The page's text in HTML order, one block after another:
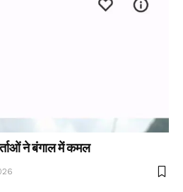
ने बंगाल में कमल